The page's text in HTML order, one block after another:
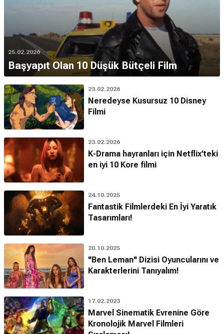
25.02.2026
Başyapıt Olan 10 Düşük Bütçeli Film
23.02.2026
Neredeyse Kusursuz 10 Disney
Filmi
23.02.2026
K-Drama hayranları için Netflix’teki
en iyi 10 Kore filmi
24.10.2025
Fantastik Filmlerdeki En İyi Yaratık
Tasarımları!
20.10.2025
"Ben Leman" Dizisi Oyuncularını ve
Karakterlerini Tanıyalım!
17.02.2023
Marvel Sinematik Evrenine Göre
Kronolojik Marvel Filmleri